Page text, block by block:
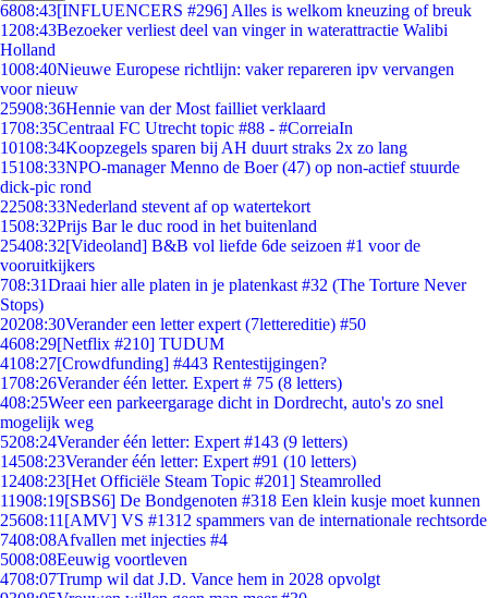
6808:43[INFLUENCERS #296] Alles is welkom kneuzing of breuk
1208:43Bezoeker verliest deel van vinger in waterattractie Walibi
Holland
1008:40Nieuwe Europese richtlijn: vaker repareren ipv vervangen
voor nieuw
25908:36Hennie van der Most failliet verklaard
1708:35Centraal FC Utrecht topic #88 - #CorreiaIn
10108:34Koopzegels sparen bij AH duurt straks 2x zo lang
15108:33NPO-manager Menno de Boer (47) op non-actief stuurde
dick-pic rond
22508:33Nederland stevent af op watertekort
1508:32Prijs Bar le duc rood in het buitenland
25408:32[Videoland] B&B vol liefde 6de seizoen #1 voor de
vooruitkijkers
708:31Draai hier alle platen in je platenkast #32 (The Torture Never
Stops)
20208:30Verander een letter expert (7lettereditie) #50
4608:29[Netflix #210] TUDUM
4108:27[Crowdfunding] #443 Rentestijgingen?
1708:26Verander één letter. Expert # 75 (8 letters)
408:25Weer een parkeergarage dicht in Dordrecht, auto's zo snel
mogelijk weg
5208:24Verander één letter: Expert #143 (9 letters)
14508:23Verander één letter: Expert #91 (10 letters)
12408:23[Het Officiële Steam Topic #201] Steamrolled
11908:19[SBS6] De Bondgenoten #318 Een klein kusje moet kunnen
25608:11 [AMV] VS #1312 spammers van de internationale rechtsorde
7408:08Afvallen met injecties #4
5008:08Eeuwig voortleven
4708:07Trump wil dat J.D. Vance hem in 2028 opvolgt